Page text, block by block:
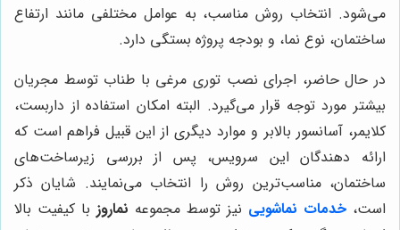
می‌شود. انتخاب روش مناسب، به عوامل مختلفی مانند ارتفاع
ساختمان، نوع نما، و بودجه پروژه بستگی دارد.
در حال حاضر، اجرای نصب توری مرغی با طناب توسط مجریان
بیشتر مورد توجه قرار می‌گیرد. البته امکان استفاده از داربست،
کلایمر، آسانسور بالابر و موارد دیگری از این قبیل فراهم است که
ارائه دهندگان این سرویس، پس از بررسی زیرساخت‌های
ساختمان، مناسب‌ترین روش را انتخاب می‌نمایند. شایان ذکر
است، خدمات نماشویی نیز توسط مجموعه نماروز با کیفیت بالا